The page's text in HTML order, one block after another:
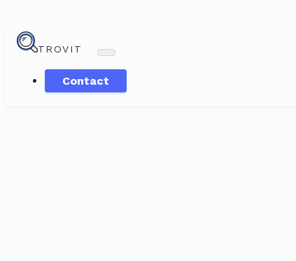
TROVIT
Contact